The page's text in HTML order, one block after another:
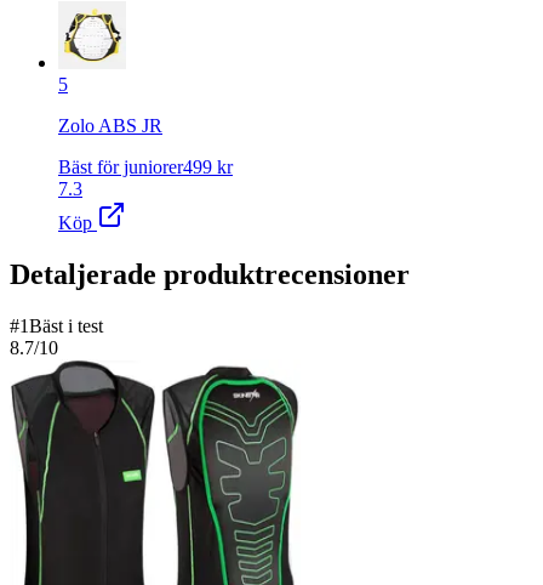
5
Zolo ABS JR
Bäst för juniorer499 kr
7.3
Köp
Detaljerade produktrecensioner
#1Bäst i test
8.7/10